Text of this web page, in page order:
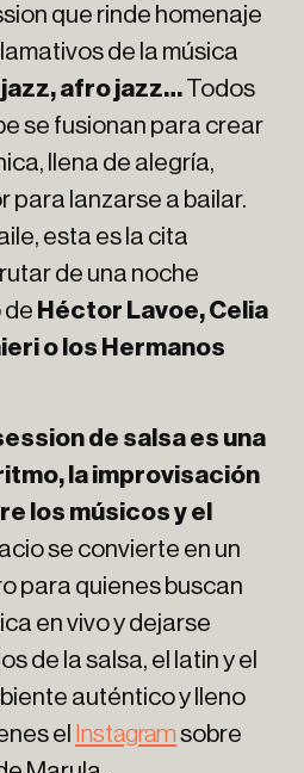
que rinde homenaje
de la música
afro jazz…Todos
se fusionan para crear
llena de alegría,
para lanzarse a bailar.
esta es la cita
de una noche
de Héctor Lavoe, Celia
o los Hermanos
de salsa es una
la improvisación
los músicos y el
se convierte en un
para quienes buscan
en vivo y dejarse
de la salsa, el latin y el
auténtico y lleno
el
Instagramsobre